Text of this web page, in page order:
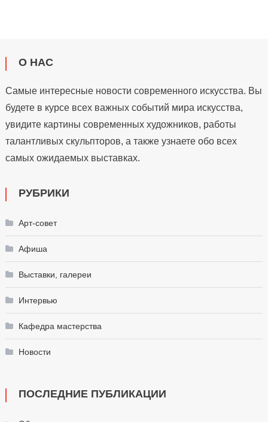
О НАС
Самые интересные новости современного искусства. Вы
будете в курсе всех важных событий мира искусства,
увидите картины современных художников, работы
талантливых скульпторов, а также узнаете обо всех
самых ожидаемых выставках.
РУБРИКИ
Арт-совет
Афиша
Выставки, галереи
Интервью
Кафедра мастерства
Новости
ПОСЛЕДНИЕ ПУБЛИКАЦИИ